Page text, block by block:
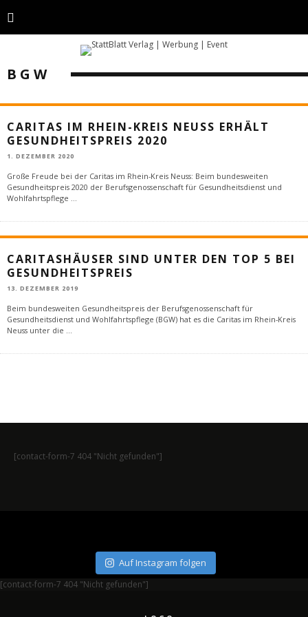
BGW
CARITAS IM RHEIN-KREIS NEUSS ERHÄLT
GESUNDHEITSPREIS 2020
1. DEZEMBER 2020
Große Freude bei der Caritas im Rhein-Kreis Neuss: Beim bundesweiten
Gesundheitspreis 2020 der Berufsgenossenschaft für Gesundheitsdienst und
Wohlfahrtspflege ...
CARITASHÄUSER SIND UNTER DEN TOP 5 BEI
GESUNDHEITSPREIS
13. DEZEMBER 2019
Beim bundesweiten Gesundheitspreis der Berufsgenossenschaft für
Gesundheitsdienst und Wohlfahrtspflege (BGW) hat es die Caritas im Rhein-Kreis
Neuss unter die ...
[contact-form-7 404 "Nicht gefunden"]
Auf Instagram folgen
[contact-form-7 404 "Nicht gefunden"]